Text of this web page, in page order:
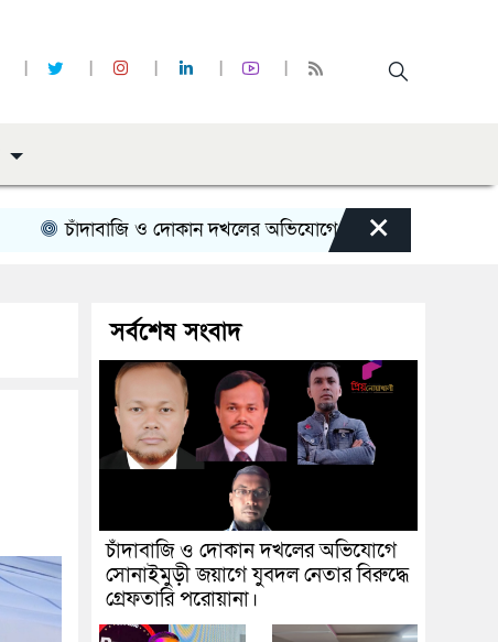
চাঁদাবাজি ও দোকান দখলের অভিযোগে সোনাইমুড়ী জয়াগে যুবদল
×
সর্বশেষ সংবাদ
চাঁদাবাজি ও দোকান দখলের অভিযোগে
সোনাইমুড়ী জয়াগে যুবদল নেতার বিরুদ্ধে
গ্রেফতারি পরোয়ানা।